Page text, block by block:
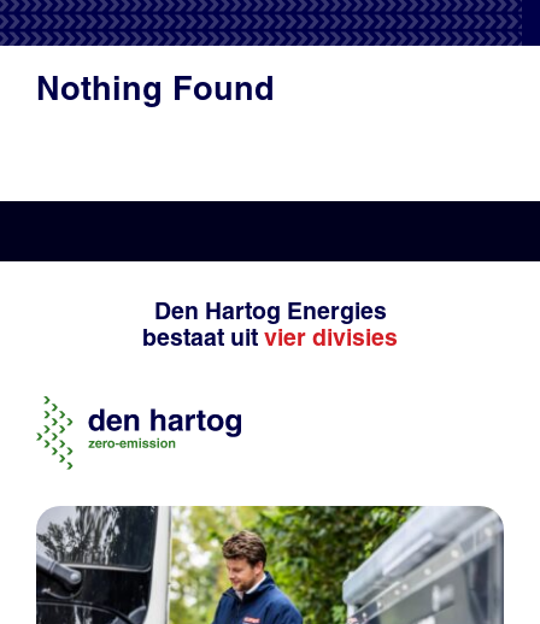
Productadvies
Nothing Found
Den Hartog Energies
bestaat uit vier divisies